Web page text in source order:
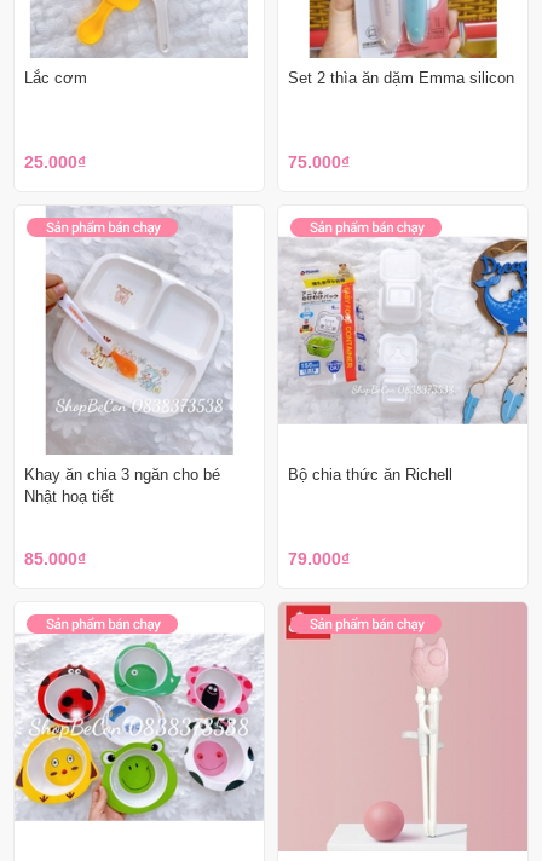
Lắc cơm
25.000₫
Set 2 thìa ăn dặm Emma silicon
75.000₫
Khay ăn chia 3 ngăn cho bé
Nhật hoạ tiết
85.000₫
Bộ chia thức ăn Richell
79.000₫